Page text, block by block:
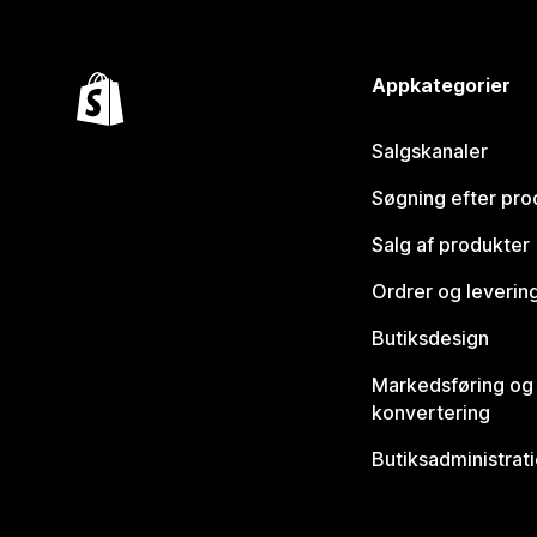
Appkategorier
Salgskanaler
Søgning efter
Salg af produkter
Ordrer og
Butiksdesign
Markedsføring og
konvertering